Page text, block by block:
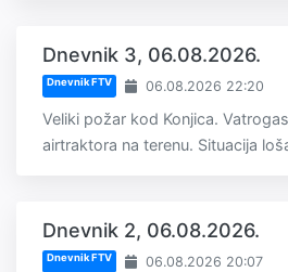
Dnevnik 3, 06.08.2026.
Dnevnik FTV 06.08.2026 22:20
Veliki požar kod Konjica.
airtraktora na terenu. Situacija
Dnevnik 2, 06.08.2026.
Dnevnik FTV 06.08.2026 20:07